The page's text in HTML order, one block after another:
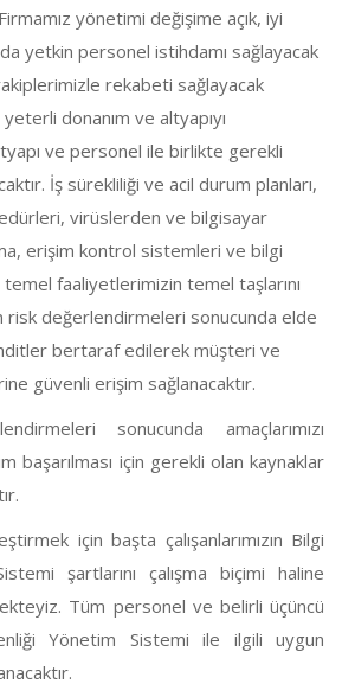
yönetimi değişime açık, iyi
yetkin personel istihdamı sağlayacak
rekabeti sağlayacak
donanım ve altyapıyı
ve personel ile birlikte gerekli
İş sürekliliği ve acil durum planları,
virüslerden ve bilgisayar
erişim kontrol sistemleri ve bilgi
faaliyetlerimizin temel taşlarını
risk değerlendirmeleri sonucunda elde
bertaraf edilerek müşteri ve
güvenli erişim sağlanacaktır.
sonucunda amaçlarımızı
başarılması için gerekli olan kaynaklar
için başta çalışanlarımızın Bilgi
şartlarını çalışma biçimi haline
Tüm personel ve belirli üçüncü
Yönetim Sistemi ile ilgili uygun